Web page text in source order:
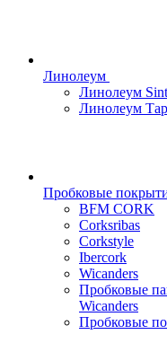
Линолеум
Линолеум
Линолеум
Пробковые
BFM CORK
Corksribas
Corkstyle
Ibercork
Wicanders
Пробковые
Wicanders
Пробковые